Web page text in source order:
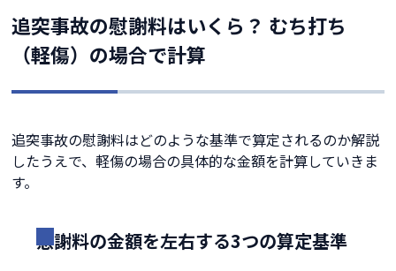
追突事故の慰謝料はいくら？ むち打ち
（軽傷）の場合で計算
追突事故の慰謝料はどのような基準で算定されるのか解説
したうえで、軽傷の場合の具体的な金額を計算していきま
す。
慰謝料の金額を左右する3つの算定基準